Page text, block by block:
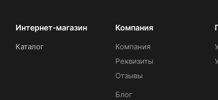
Интернет-магазин
Каталог
Компания
Компания
Реквизиты
Отзывы
Блог